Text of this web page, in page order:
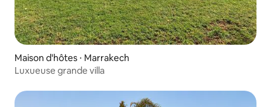
Maison d'hôtes ⋅ Marrakech
Luxueuse grande villa